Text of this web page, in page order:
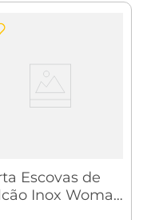
Escovas de
Inox Woman